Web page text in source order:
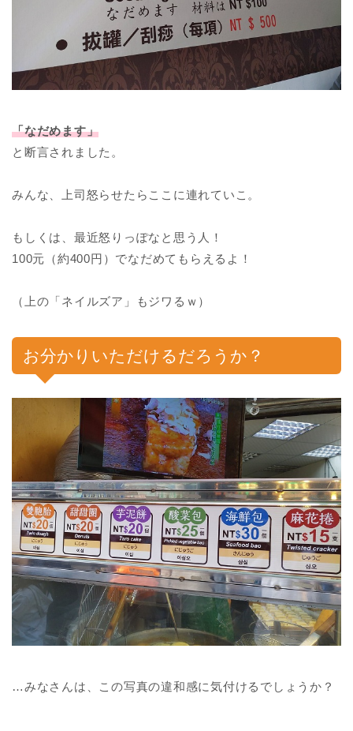
「なだめます」
と断言されました。
みんな、上司怒らせたらここに連れていこ。
もしくは、最近怒りっぽなと思う人！
100元（約400円）でなだめてもらえるよ！
（上の「ネイルズア」もジワるｗ）
お分かりいただけるだろうか？
…みなさんは、この写真の違和感に気付けるでしょうか？